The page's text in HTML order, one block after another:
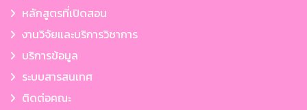
หลักสูตรที่เปิดสอน
งานวิจัยและบริการวิชาการ
บริการข้อมูล
ระบบสารสนเทศ
ติดต่อคณะ